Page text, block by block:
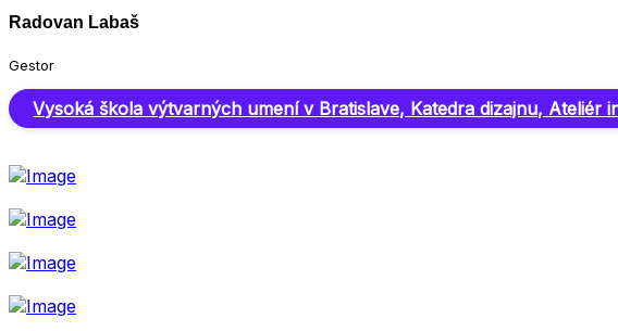
Radovan Labaš
Gestor
Vysoká škola výtvarných umení v Bratislave, Katedra dizajnu, Ateliér